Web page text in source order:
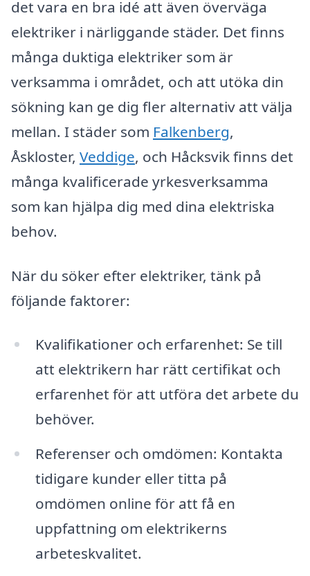
det vara en bra idé att även överväga
elektriker i närliggande städer. Det finns
många duktiga elektriker som är
verksamma i området, och att utöka din
sökning kan ge dig fler alternativ att välja
mellan. I städer som Falkenberg,
Åskloster, Veddige, och Håcksvik finns det
många kvalificerade yrkesverksamma
som kan hjälpa dig med dina elektriska
behov.
När du söker efter elektriker, tänk på
följande faktorer:
Kvalifikationer och erfarenhet: Se till
att elektrikern har rätt certifikat och
erfarenhet för att utföra det arbete du
behöver.
Referenser och omdömen: Kontakta
tidigare kunder eller titta på
omdömen online för att få en
uppfattning om elektrikerns
arbeteskvalitet.